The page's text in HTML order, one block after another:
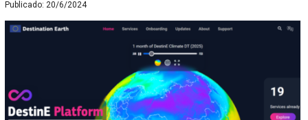
Publicado: 20/6/2024